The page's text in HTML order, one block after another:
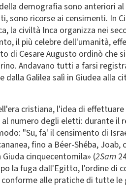
demografia sono anteriori
sono ricorse ai censimenti. In
la civiltà Inca organizza nei
il più celebre dell'umanità,
di Cesare Augusto ordinò
Andavano tutti a farsi
dalla Galilea salì in Giudea alla
cristiana, l'idea di
numero degli eletti: durante il
"Su, fa' il censimento di
fino a Béer-Shéba,
Giuda cinquecentomila» (2Sam
la fuga dall'Egitto, l'ordine di
conforme alle pratiche di tutte